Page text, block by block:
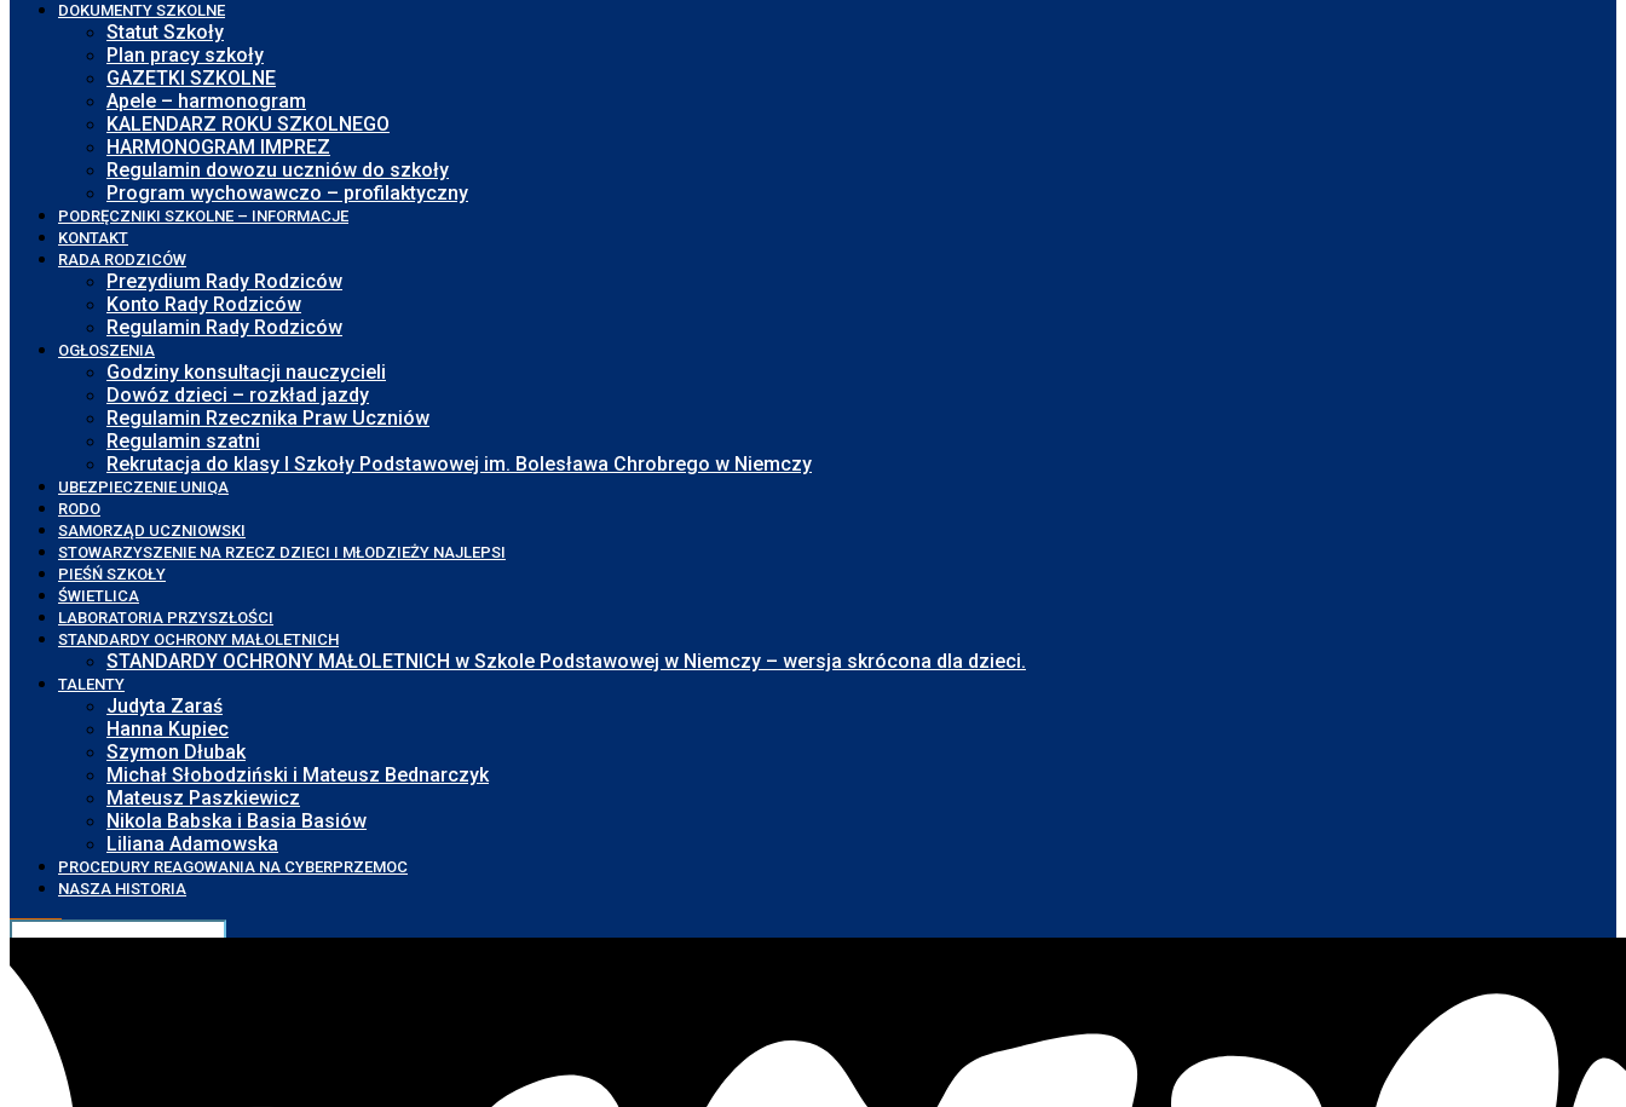
DOKUMENTY SZKOLNE
Statut Szkoły
Plan pracy szkoły
GAZETKI SZKOLNE
Apele – harmonogram
KALENDARZ ROKU SZKOLNEGO
HARMONOGRAM IMPREZ
Regulamin dowozu uczniów do szkoły
Program wychowawczo – profilaktyczny
PODRĘCZNIKI SZKOLNE – INFORMACJE
KONTAKT
RADA RODZICÓW
Prezydium Rady Rodziców
Konto Rady Rodziców
Regulamin Rady Rodziców
OGŁOSZENIA
Godziny konsultacji nauczycieli
Dowóz dzieci – rozkład jazdy
Regulamin Rzecznika Praw Uczniów
Regulamin szatni
Rekrutacja do klasy I Szkoły Podstawowej im. Bolesława Chrobrego w Niemczy
UBEZPIECZENIE UNIQA
RODO
SAMORZĄD UCZNIOWSKI
STOWARZYSZENIE NA RZECZ DZIECI I MŁODZIEŻY NAJLEPSI
PIEŚŃ SZKOŁY
ŚWIETLICA
LABORATORIA PRZYSZŁOŚCI
STANDARDY OCHRONY MAŁOLETNICH
STANDARDY OCHRONY MAŁOLETNICH w Szkole Podstawowej w Niemczy – wersja skrócona dla dzieci.
TALENTY
Judyta Zaraś
Hanna Kupiec
Szymon Dłubak
Michał Słobodziński i Mateusz Bednarczyk
Mateusz Paszkiewicz
Nikola Babska i Basia Basiów
Liliana Adamowska
PROCEDURY REAGOWANIA NA CYBERPRZEMOC
NASZA HISTORIA